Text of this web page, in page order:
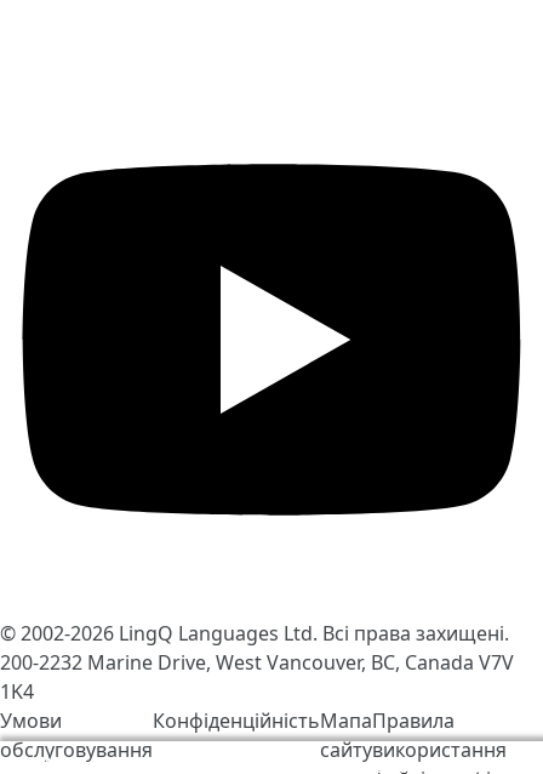
Ми використовуємо файли cookie, щоб зробити
© 2002-2026 LingQ Languages Ltd. Всі права захищені.
200-2232 Marine Drive, West Vancouver, BC, Canada V7V
1K4
Умови
обслуговування
КонфіденційністьМапа
сайту
Правила
використання